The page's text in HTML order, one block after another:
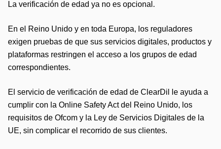
La verificación de edad ya no es opcional.
En el Reino Unido y en toda Europa, los reguladores
exigen pruebas de que sus servicios digitales, productos y
plataformas restringen el acceso a los grupos de edad
correspondientes.
El servicio de verificación de edad de ClearDil le ayuda a
cumplir con la Online Safety Act del Reino Unido, los
requisitos de Ofcom y la Ley de Servicios Digitales de la
UE, sin complicar el recorrido de sus clientes.